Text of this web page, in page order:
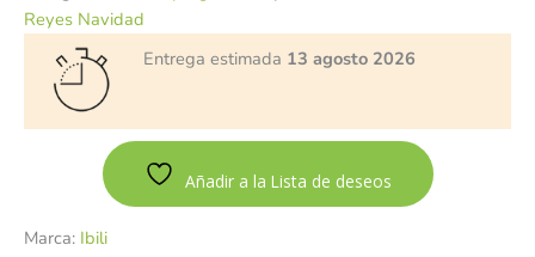
Reyes Navidad
Entrega estimada 13 agosto 2026
Añadir a la Lista de deseos
Marca: Ibili